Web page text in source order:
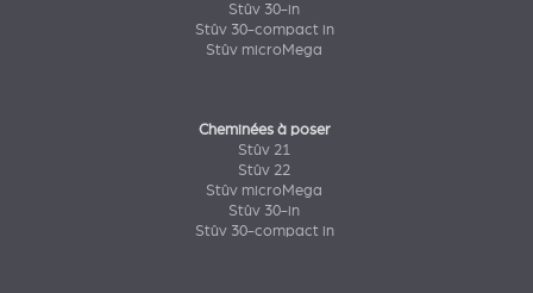
Stûv 30-in
Stûv 30-compact in
Stûv microMega
Cheminées à poser
Stûv 21
Stûv 22
Stûv microMega
Stûv 30-in
Stûv 30-compact in